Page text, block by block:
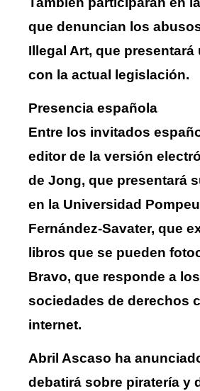
que denuncian los
Illegal Art, que
con la actual legislación.
Presencia española
Entre los invitados
editor de la versión
de Jong, que presentará
en la Universidad
Fernández-Savater, que
libros que se pueden
Bravo, que responde a
sociedades de derechos
internet.
Abril Ascaso ha
debatirá sobre piratería y